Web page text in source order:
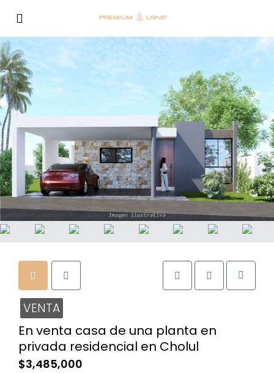
VENTA
En venta casa de una planta en
privada residencial en Cholul
$3,485,000